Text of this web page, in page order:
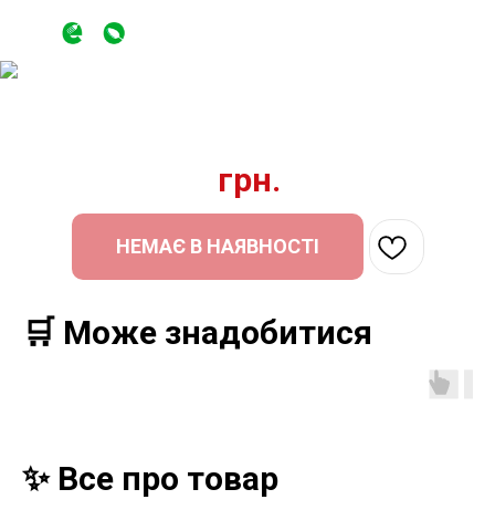
грн.
НЕМАЄ В НАЯВНОСТІ
🛒 Може знадобитися
✨ Все про товар